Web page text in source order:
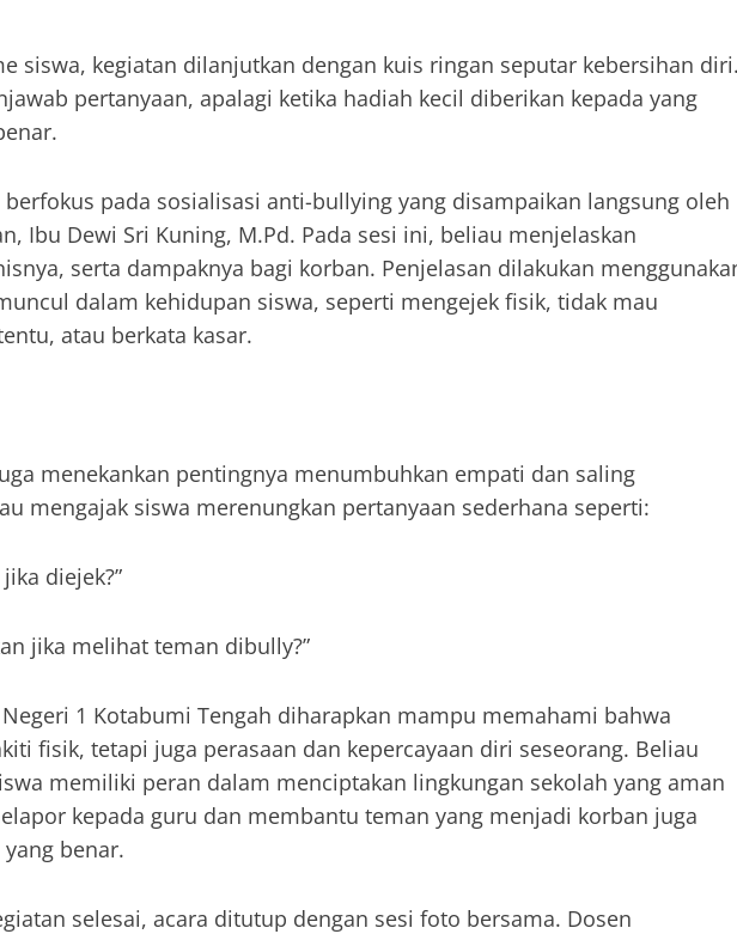
siswa, kegiatan dilanjutkan dengan kuis ringan seputar kebersihan
pertanyaan, apalagi ketika hadiah kecil diberikan kepada yang
pada sosialisasi anti-bullying yang disampaikan langsung oleh
Ibu Dewi Sri Kuning, M.Pd. Pada sesi ini, beliau menjelaskan
serta dampaknya bagi korban. Penjelasan dilakukan
dalam kehidupan siswa, seperti mengejek fisik, tidak mau
atau berkata kasar.
menekankan pentingnya menumbuhkan empati dan saling
mengajak siswa merenungkan pertanyaan sederhana seperti:
diejek?”
jika melihat teman dibully?”
1 Kotabumi Tengah diharapkan mampu memahami bahwa
fisik, tetapi juga perasaan dan kepercayaan diri seseorang. Beliau
memiliki peran dalam menciptakan lingkungan sekolah yang aman
kepada guru dan membantu teman yang menjadi korban juga
benar.
selesai, acara ditutup dengan sesi foto bersama. Dosen